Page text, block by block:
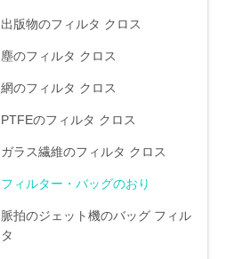
出版物のフィルタ クロス
塵のフィルタ クロス
網のフィルタ クロス
PTFEのフィルタ クロス
ガラス繊維のフィルタ クロス
フィルター・バッグのおり
脈拍のジェット機のバッグ フィル
タ